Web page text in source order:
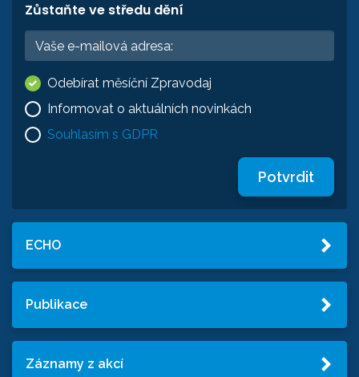
Zůstaňte ve středu dění
Odebírat měsíční Zpravodaj
Informovat o aktuálních novinkách
Souhlasím s GDPR
Potvrdit
ECHO
Publikace
Záznamy z akcí